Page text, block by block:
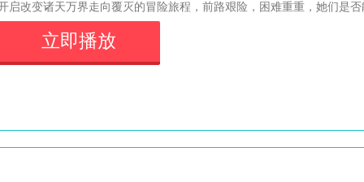
启改变诸天万界走向覆灭的冒险旅程，前路艰险，困难重重，她们是
立即播放